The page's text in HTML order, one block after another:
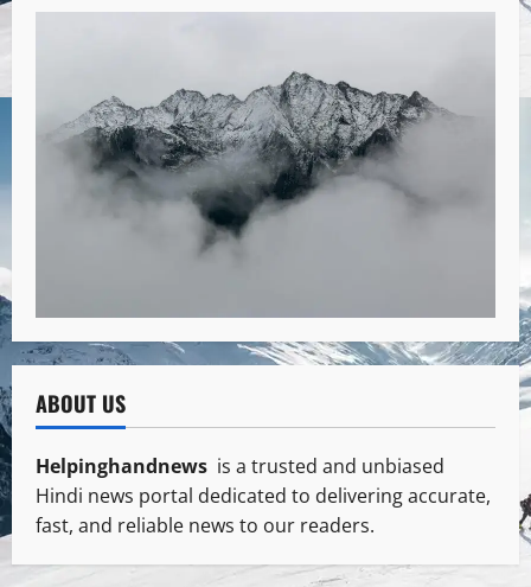
ABOUT US
Helpinghandnews is a trusted and unbiased
Hindi news portal dedicated to delivering accurate,
fast, and reliable news to our readers.